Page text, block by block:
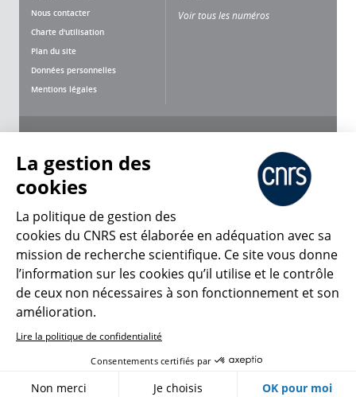
Nous contacter
Charte d'utilisation
Plan du site
Données personnelles
Mentions légales
Voir tous les numéros
CNRS Le Mag
© 2026, CNRS
Créer un compte Se connecter
Gestion des cookies
La gestion des
cookies
La politique de gestion des
cookies du CNRS est élaborée en adéquation avec sa
mission de recherche scientifique. Ce site vous donne
l’information sur les cookies qu’il utilise et le contrôle
de ceux non nécessaires à son fonctionnement et son
amélioration.
Lire la politique de confidentialité
Consentements certifiés par
Non merci Je choisis OK pour moi